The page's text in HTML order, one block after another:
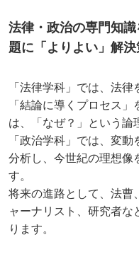
法律・政治の専門知
題に「よりよい」解決
「法律学科」では、法
「結論に導くプロセス
は、「なぜ？」という論
「政治学科」では、変
分析し、今世紀の理想像
す。
将来の進路として、法曹
ャーナリスト、研究者な
ります。